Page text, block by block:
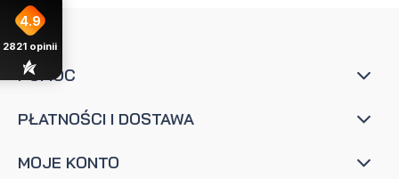
POMOC
PŁATNOŚCI I DOSTAWA
MOJE KONTO
4.9
2821 opinii